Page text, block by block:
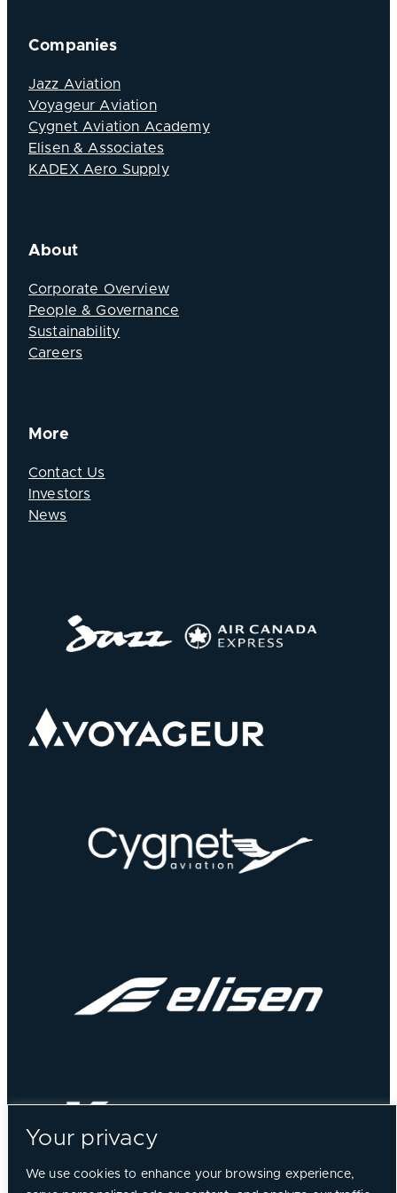
Your privacy
We use cookies to enhance your browsing experience,
Companies
Jazz Aviation
Voyageur Aviation
Cygnet Aviation Academy
Elisen & Associates
KADEX Aero Supply
About
Corporate Overview
People & Governance
Sustainability
Careers
More
Contact Us
Investors
News